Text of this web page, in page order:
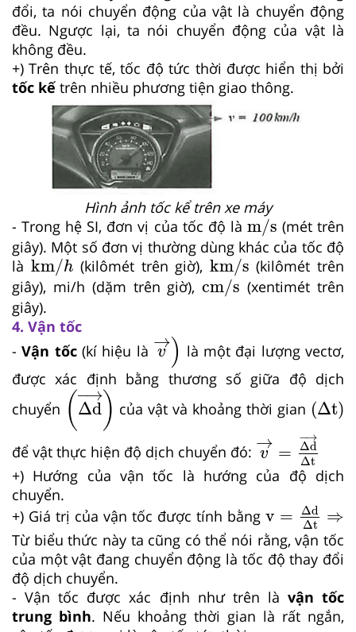
đổi, ta nói chuyển động của vật là chuyển động
đều. Ngược lại, ta nói chuyển động của vật là
không đều.
+) Trên thực tế, tốc độ tức thời được hiển thị bởi
tốc kế trên nhiều phương tiện giao thông.
Hình ảnh tốc kể trên xe máy
- Trong hệ SI, đơn vị của tốc độ là m/s
m/s (mét trên
giây). Một số đơn vị thường dùng khác của tốc độ
là km/h
km/h (kilômét trên giờ), km/s
km/s (kilômét trên
giây), mi/h (dặm trên giờ),cm/s
cm/s (xentimét trên
giây).
4. Vận tốc
-Vận tốc(kí hiệu là →
v )
v→
là một đại lượng vectơ,
được xác định bằng thương số giữa độ dịch
chuyển (−→
Δd)
Δd →
của vật và khoảng thời gian (Δt)
Δt
để vật thực hiện độ dịch chuyển đó: →
v =
−→
Δd
Δt
→ Δd→
+) Hướng của vận tốc là hướng của độ dịch
chuyển.
+) Giá trị của vận tốc được tính bằngv =
Δd
Δt
⇒
ΔdΔt
Từ biểu thức này ta cũng có thể nói rằng, vận tốc
của một vật đang chuyển động là tốc độ thay đổi
độ dịch chuyển.
- Vận tốc được xác định như trên là vận tốc
trung bình. Nếu khoảng thời gian là rất ngắn,